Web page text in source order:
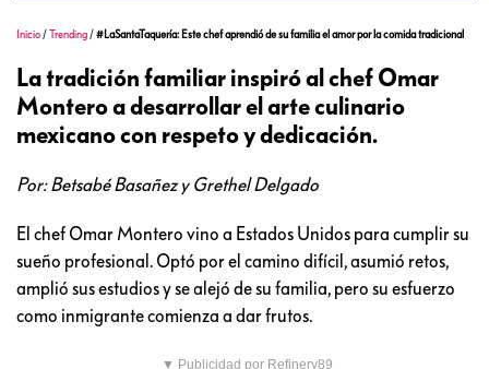
Inicio /Trending /#LaSantaTaquería: Este chef aprendió de su familia el amor por la comida tradicional
La tradición familiar inspiró al chef Omar
Montero a desarrollar el arte culinario
mexicano con respeto y dedicación.
Por: Betsabé Basañez y Grethel Delgado
El chef Omar Montero vino a Estados Unidos para cumplir su
sueño profesional. Optó por el camino difícil, asumió retos,
amplió sus estudios y se alejó de su familia, pero su esfuerzo
como inmigrante comienza a dar frutos.
▼ Publicidad por Refinery89